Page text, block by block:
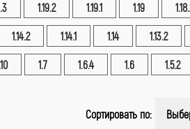
1.19.2 1.19.1 1.19
1.14.2 1.14.1 1.14 1.13.2
1.7 1.6.4 1.6 1.5.2
Сортировать по: